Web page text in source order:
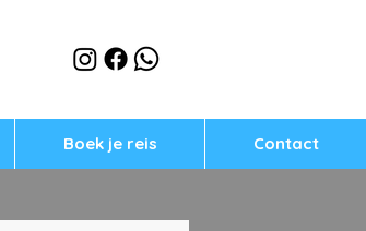
Boek je reis Contact